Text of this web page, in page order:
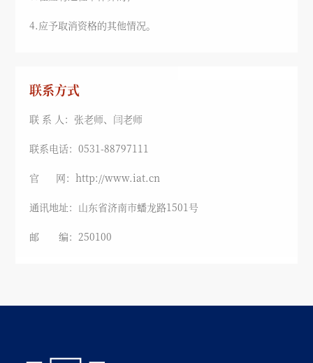
4.应予取消资格的其他情况。
联系方式
联 系 人：张老师、闫老师
联系电话：0531-88797111
官 网：http://www.iat.cn
通讯地址：山东省济南市蟠龙路1501号
邮 编：250100